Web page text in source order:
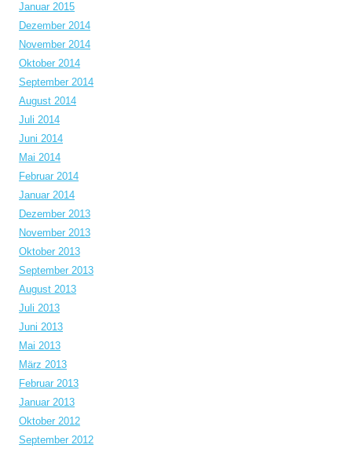
Januar 2015
Dezember 2014
November 2014
Oktober 2014
September 2014
August 2014
Juli 2014
Juni 2014
Mai 2014
Februar 2014
Januar 2014
Dezember 2013
November 2013
Oktober 2013
September 2013
August 2013
Juli 2013
Juni 2013
Mai 2013
März 2013
Februar 2013
Januar 2013
Oktober 2012
September 2012